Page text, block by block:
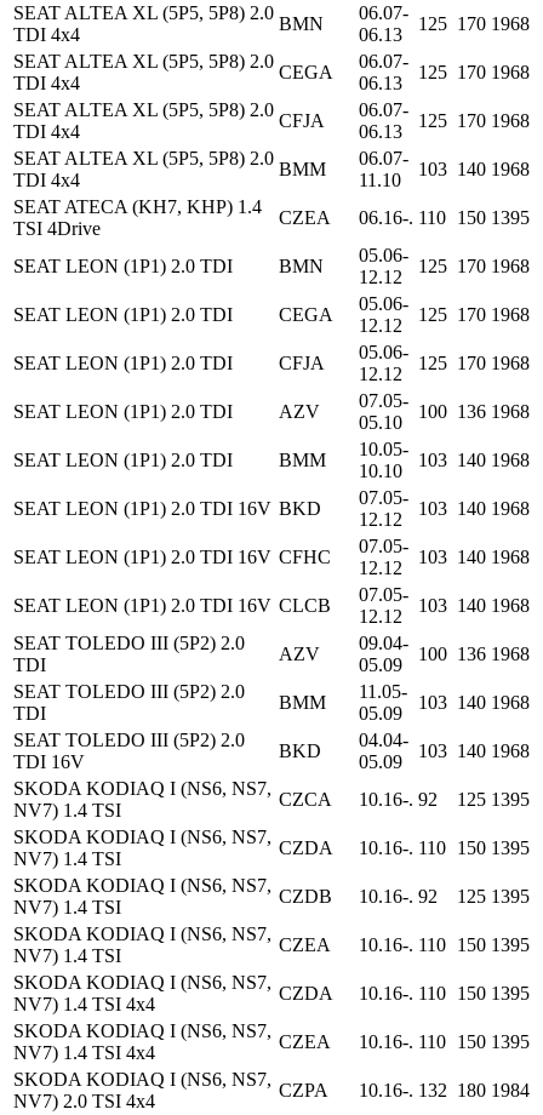
SEAT ALTEA XL (5P5, 5P8) 2.0
TDI 4x4
BMN
06.07-
06.13
125 170 1968
SEAT ALTEA XL (5P5, 5P8) 2.0
TDI 4x4
CEGA
06.07-
06.13
125 170 1968
SEAT ALTEA XL (5P5, 5P8) 2.0
TDI 4x4
CFJA
06.07-
06.13
125 170 1968
SEAT ALTEA XL (5P5, 5P8) 2.0
TDI 4x4
BMM
06.07-
11.10
103 140 1968
SEAT ATECA (KH7, KHP) 1.4
TSI 4Drive
CZEA 06.16-. 110 150 1395
SEAT LEON (1P1) 2.0 TDI BMN
05.06-
12.12
125 170 1968
SEAT LEON (1P1) 2.0 TDI CEGA
05.06-
12.12
125 170 1968
SEAT LEON (1P1) 2.0 TDI CFJA
05.06-
12.12
125 170 1968
SEAT LEON (1P1) 2.0 TDI AZV
07.05-
05.10
100 136 1968
SEAT LEON (1P1) 2.0 TDI BMM
10.05-
10.10
103 140 1968
SEAT LEON (1P1) 2.0 TDI 16V BKD
07.05-
12.12
103 140 1968
SEAT LEON (1P1) 2.0 TDI 16V CFHC
07.05-
12.12
103 140 1968
SEAT LEON (1P1) 2.0 TDI 16V CLCB
07.05-
12.12
103 140 1968
SEAT TOLEDO III (5P2) 2.0
TDI
AZV
09.04-
05.09
100 136 1968
SEAT TOLEDO III (5P2) 2.0
TDI
BMM
11.05-
05.09
103 140 1968
SEAT TOLEDO III (5P2) 2.0
TDI 16V
BKD
04.04-
05.09
103 140 1968
SKODA KODIAQ I (NS6, NS7,
NV7) 1.4 TSI
CZCA 10.16-. 92 125 1395
SKODA KODIAQ I (NS6, NS7,
NV7) 1.4 TSI
CZDA 10.16-. 110 150 1395
SKODA KODIAQ I (NS6, NS7,
NV7) 1.4 TSI
CZDB 10.16-. 92 125 1395
SKODA KODIAQ I (NS6, NS7,
NV7) 1.4 TSI
CZEA 10.16-. 110 150 1395
SKODA KODIAQ I (NS6, NS7,
NV7) 1.4 TSI 4x4
CZDA 10.16-. 110 150 1395
SKODA KODIAQ I (NS6, NS7,
NV7) 1.4 TSI 4x4
CZEA 10.16-. 110 150 1395
SKODA KODIAQ I (NS6, NS7,
NV7) 2.0 TSI 4x4
CZPA 10.16-. 132 180 1984